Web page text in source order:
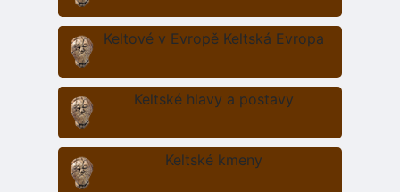
Keltové v Evropě Keltská Evropa
Keltské hlavy a postavy
Keltské kmeny